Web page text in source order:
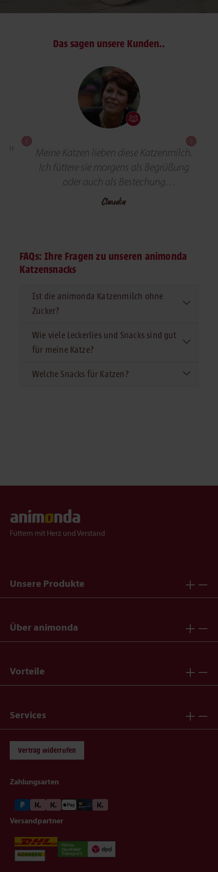
Das sagen unsere Kunden..
Von Milkies sind alle
gehen zu jeder Tageszeit.
Kleo
Previous Next
FAQs: Ihre Fragen zu unseren animonda
Katzensnacks
Ist die animonda Katzenmilch ohne
Zucker?
Wie viele Leckerlies und Snacks sind gut
für meine Katze?
Welche Snacks für Katzen?
Füttern mit Herz und Verstand
Unsere Produkte
Über animonda
Vorteile
Services
Vertrag widerrufen
Zahlungsarten
Versandpartner